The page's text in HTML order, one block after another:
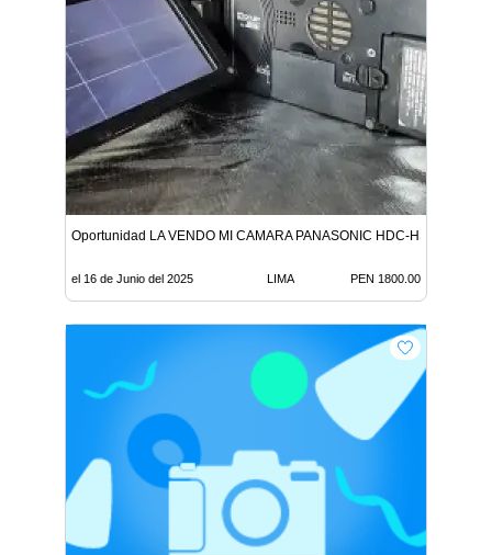
Oportunidad LA VENDO MI CAMARA PANASONIC HDC-HS900 FULL
el 16 de Junio del 2025 LIMA PEN 1800.00